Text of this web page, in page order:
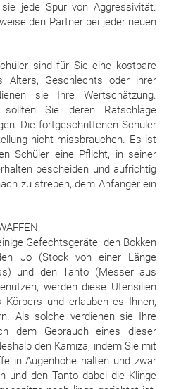
jede Spur von Aggressivität.
den Partner bei jeder neuen
sind für Sie eine kostbare
Alters, Geschlechts oder ihrer
sie Ihre Wertschätzung.
Sie deren Ratschläge
Die fortgeschrittenen Schüler
nicht missbrauchen. Es ist
Schüler eine Pflicht, in seiner
bescheiden und aufrichtig
zu streben, dem Anfänger ein
Gefechtsgeräte: den Bokken
Jo (Stock von einer Länge
und den Tanto (Messer aus
werden diese Utensilien
Körpers und erlauben es Ihnen,
Als solche verdienen sie Ihre
dem Gebrauch eines dieser
den Kamiza, indem Sie mit
in Augenhöhe halten und zwar
und den Tanto dabei die Klinge